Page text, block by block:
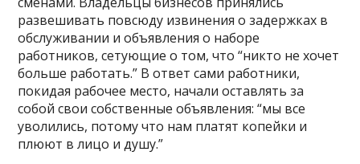
развешивать повсюду извинения о задержках в
обслуживании и объявления о наборе
работников, сетующие о том, что “никто не хочет
больше работать.” В ответ сами работники,
покидая рабочее место, начали оставлять за
собой свои собственные объявления: “мы все
уволились, потому что нам платят копейки и
плюют в лицо и душу.”